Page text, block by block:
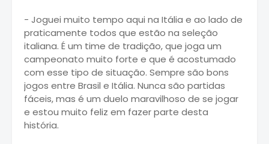
- Joguei muito tempo aqui na Itália e ao lado de
praticamente todos que estão na seleção
italiana. É um time de tradição, que joga um
campeonato muito forte e que é acostumado
com esse tipo de situação. Sempre são bons
jogos entre Brasil e Itália. Nunca são partidas
fáceis, mas é um duelo maravilhoso de se jogar
e estou muito feliz em fazer parte desta
história.